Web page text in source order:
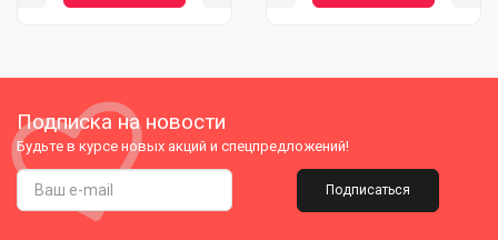
Подписка на новости
Будьте в курсе новых акций и спецпредложений!
Подписаться